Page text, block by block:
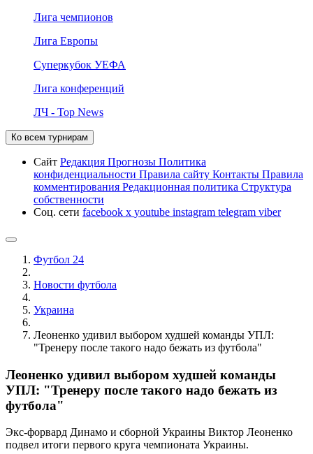
Лига чемпионов
Лига Европы
Суперкубок УЕФА
Лига конференций
ЛЧ - Top News
Ко всем турнирам
Сайт Редакция Прогнозы Политика
конфиденциальности Правила сайту Контакты Правила
комментирования Редакционная политика Структура
собственности
Соц. сети facebook x youtube instagram telegram viber
Футбол 24
Новости футбола
Украина
Леоненко удивил выбором худшей команды УПЛ:
"Тренеру после такого надо бежать из футбола"
Леоненко удивил выбором худшей команды
УПЛ: "Тренеру после такого надо бежать из
футбола"
Экс-форвард Динамо и сборной Украины Виктор Леоненко
подвел итоги первого круга чемпионата Украины.